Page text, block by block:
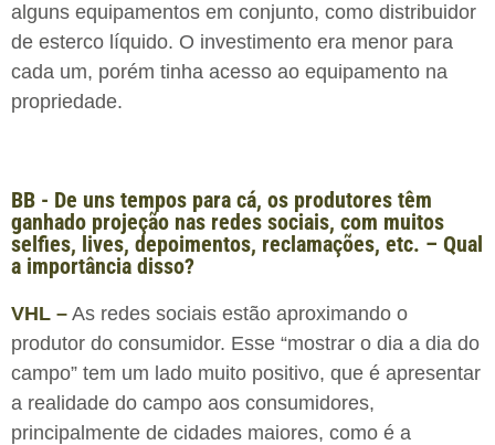
alguns equipamentos em conjunto, como distribuidor
de esterco líquido. O investimento era menor para
cada um, porém tinha acesso ao equipamento na
propriedade.
BB - De uns tempos para cá, os produtores têm
ganhado projeção nas redes sociais, com muitos
selfies, lives, depoimentos, reclamações, etc. – Qual
a importância disso?
VHL – As redes sociais estão aproximando o
produtor do consumidor. Esse “mostrar o dia a dia do
campo” tem um lado muito positivo, que é apresentar
a realidade do campo aos consumidores,
principalmente de cidades maiores, como é a